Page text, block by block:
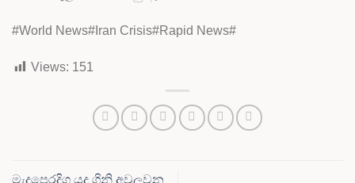
#World News#Iran Crisis#Rapid News#
Views: 151
මැදපෙරදිග යුද ගිනි අවුලුවන